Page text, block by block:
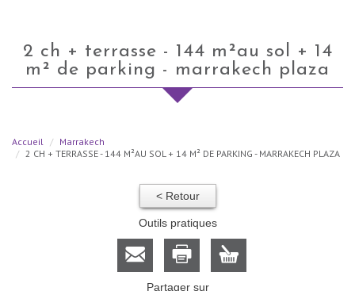
2 ch + terrasse - 144 m²au sol + 14
m² de parking - marrakech plaza
Accueil
Marrakech
2 CH + TERRASSE - 144 M²AU SOL + 14 M² DE PARKING - MARRAKECH PLAZA
< Retour
Outils pratiques
Partager sur